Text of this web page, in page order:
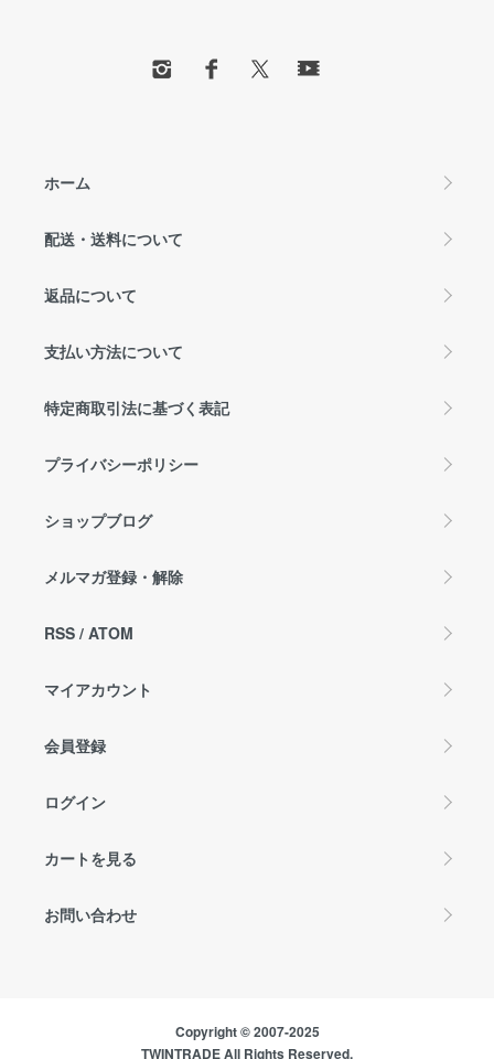
ホーム
配送・送料について
返品について
支払い方法について
特定商取引法に基づく表記
プライバシーポリシー
ショップブログ
メルマガ登録・解除
RSS / ATOM
マイアカウント
会員登録
ログイン
カートを見る
お問い合わせ
Copyright © 2007-2025
TWINTRADE All Rights Reserved.